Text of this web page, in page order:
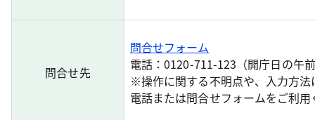
問合せ先
問合せフォーム
電話：0120-711-123（開庁日の午
※操作に関する不明点や、入力方法
電話または問合せフォームを